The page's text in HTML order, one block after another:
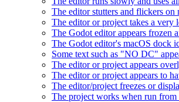
The editor stutters and flickers
The editor or project takes a very
The Godot editor appears frozen
The Godot editor's macOS dock
Some text such as "NO DC"
The editor or project appears
The editor or project appears to
The editor/project freezes or
The project works when run